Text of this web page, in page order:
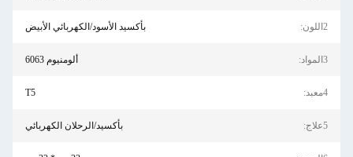
2اللون: بأكسيد الأسود/الكهربائي الأبيض
3المواد: ألومنيوم 6063
4معبد: T5
5علاج: بأكسيد/الرحلان الكهربائي